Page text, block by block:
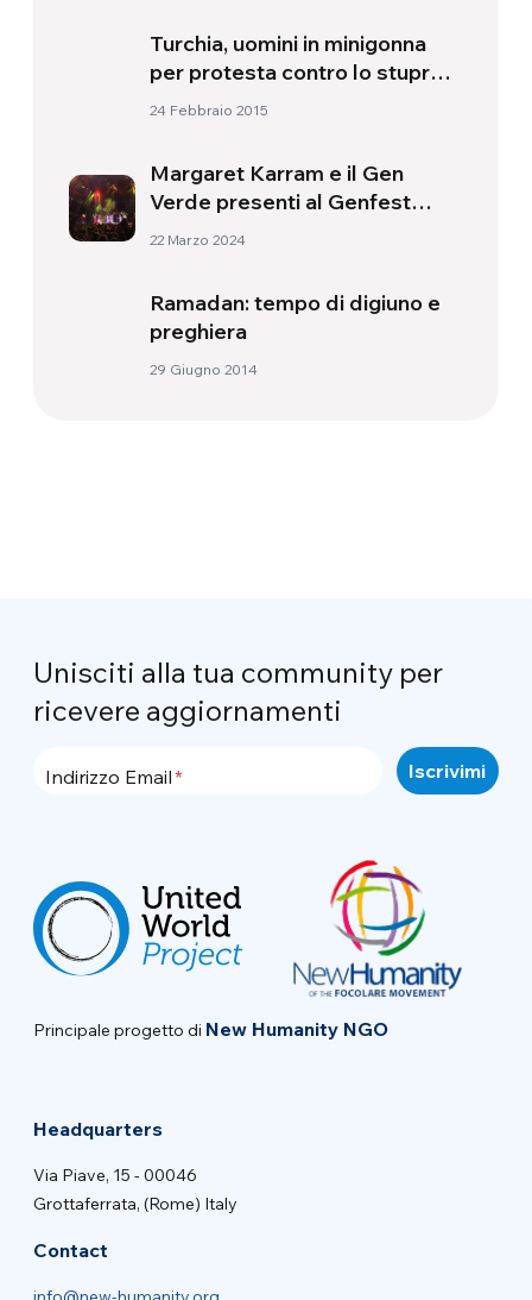
Turchia, uomini in minigonna
per protesta contro lo stupro e
l’uccisione della ventenne
24 Febbraio 2015
Margaret Karram e il Gen
Verde presenti al Genfest
2024
22 Marzo 2024
Ramadan: tempo di digiuno e
preghiera
29 Giugno 2014
Unisciti alla tua community per
ricevere aggiornamenti
Indirizzo Email
Principale progetto di New Humanity NGO
Headquarters
Via Piave, 15 - 00046
Grottaferrata, (Rome) Italy
Contact